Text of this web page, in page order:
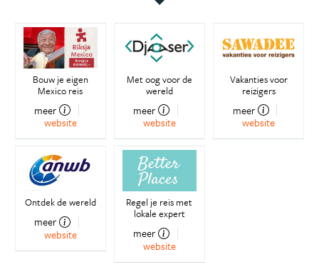
Bouw je eigen
Mexico reis
meer
website
Met oog voor de
wereld
meer
website
Vakanties voor
reizigers
meer
website
Ontdek de wereld
meer
website
Regel je reis met
lokale expert
meer
website